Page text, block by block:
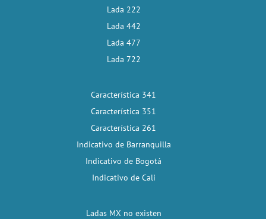
Lada 222
Lada 442
Lada 477
Lada 722
Característica 341
Característica 351
Característica 261
Indicativo de Barranquilla
Indicativo de Bogotá
Indicativo de Cali
Ladas MX no existen